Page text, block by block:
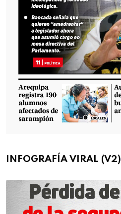
INFOGRAFÍA VIRAL (V2)